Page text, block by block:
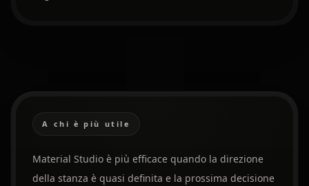
A chi è più utile
Material Studio è più efficace quando la direzione
della stanza è quasi definita e la prossima decisione